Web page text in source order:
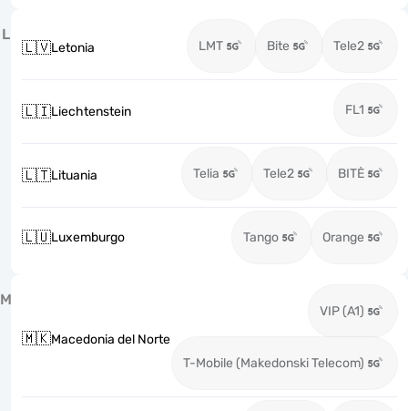
L
🇱🇻Letonia LMT Bite Tele2
🇱🇮Liechtenstein FL1
🇱🇹Lituania Telia Tele2 BITĖ
🇱🇺Luxemburgo Tango Orange
M
🇲🇰Macedonia del Norte
VIP (A1)
T-Mobile (Makedonski Telecom)